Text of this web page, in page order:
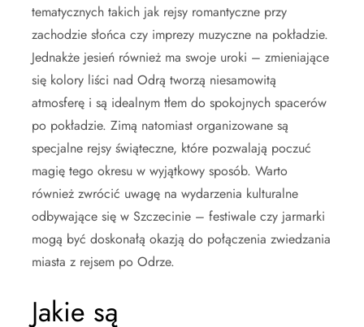
tematycznych takich jak rejsy romantyczne przy
zachodzie słońca czy imprezy muzyczne na pokładzie.
Jednakże jesień również ma swoje uroki – zmieniające
się kolory liści nad Odrą tworzą niesamowitą
atmosferę i są idealnym tłem do spokojnych spacerów
po pokładzie. Zimą natomiast organizowane są
specjalne rejsy świąteczne, które pozwalają poczuć
magię tego okresu w wyjątkowy sposób. Warto
również zwrócić uwagę na wydarzenia kulturalne
odbywające się w Szczecinie – festiwale czy jarmarki
mogą być doskonałą okazją do połączenia zwiedzania
miasta z rejsem po Odrze.
Jakie są